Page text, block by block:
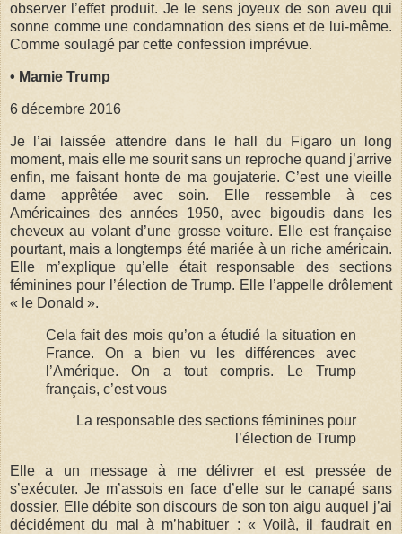
observer l’effet produit. Je le sens joyeux de son aveu qui
sonne comme une condamnation des siens et de lui-même.
Comme soulagé par cette confession imprévue.
• Mamie Trump
6 décembre 2016
Je l’ai laissée attendre dans le hall du Figaro un long
moment, mais elle me sourit sans un reproche quand j’arrive
enfin, me faisant honte de ma goujaterie. C’est une vieille
dame apprêtée avec soin. Elle ressemble à ces
Américaines des années 1950, avec bigoudis dans les
cheveux au volant d’une grosse voiture. Elle est française
pourtant, mais a longtemps été mariée à un riche américain.
Elle m’explique qu’elle était responsable des sections
féminines pour l’élection de Trump. Elle l’appelle drôlement
« le Donald ».
Cela fait des mois qu’on a étudié la situation en
France. On a bien vu les différences avec
l’Amérique. On a tout compris. Le Trump
français, c’est vous
La responsable des sections féminines pour
l’élection de Trump
Elle a un message à me délivrer et est pressée de
s’exécuter. Je m’assois en face d’elle sur le canapé sans
dossier. Elle débite son discours de son ton aigu auquel j’ai
décidément du mal à m’habituer : « Voilà, il faudrait en